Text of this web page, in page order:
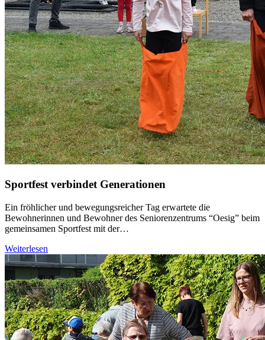
Sportfest verbindet Generationen
Ein fröhlicher und bewegungsreicher Tag erwartete die
Bewohnerinnen und Bewohner des Seniorenzentrums “Oesig” beim
gemeinsamen Sportfest mit der…
Weiterlesen